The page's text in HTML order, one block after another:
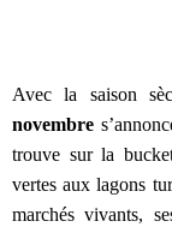
Avec la saison
novembre
trouve sur la
vertes aux lagons
marchés vivants,